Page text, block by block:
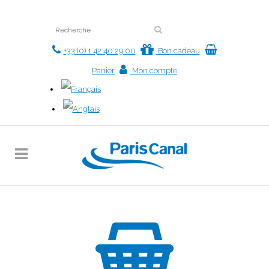
+33 (0) 1 42 40 29 00 Bon cadeau
Panier Mon compte